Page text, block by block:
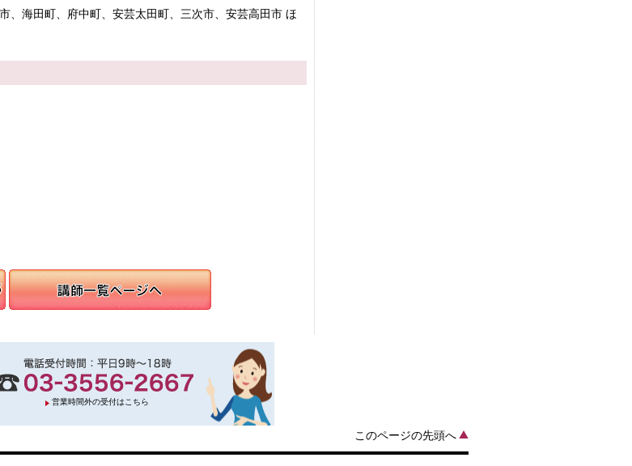
、海田町、府中町、安芸太田町、三次市、安芸高田市 ほ
営業時間外の受付はこちら
このページの先頭へ